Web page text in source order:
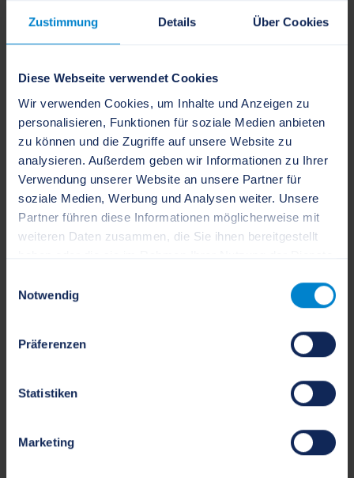
Zustimmung Details Über Cookies
Diese Webseite verwendet Cookies
Wir verwenden Cookies, um Inhalte und Anzeigen zu
personalisieren, Funktionen für soziale Medien anbieten
zu können und die Zugriffe auf unsere Website zu
analysieren. Außerdem geben wir Informationen zu Ihrer
Verwendung unserer Website an unsere Partner für
soziale Medien, Werbung und Analysen weiter. Unsere
Partner führen diese Informationen möglicherweise mit
weiteren Daten zusammen, die Sie ihnen bereitgestellt
Notwendig
Präferenzen
Statistiken
Marketing
Ort
Nachricht*